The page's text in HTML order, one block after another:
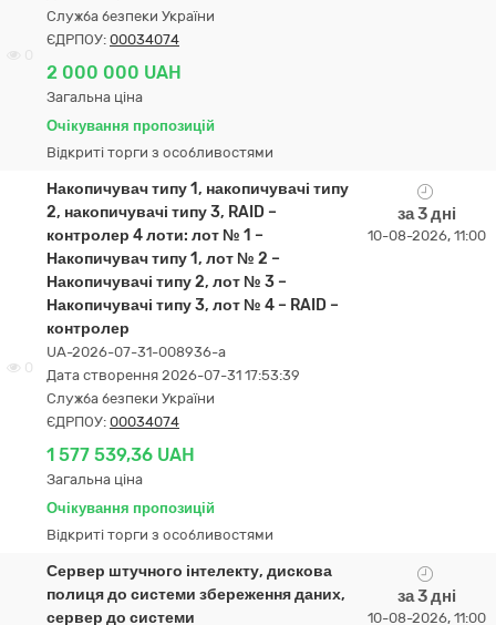
Служба безпеки України
ЄДРПОУ: 00034074
2 000 000 UAH
Загальна ціна
Очікування пропозицій
Відкриті торги з особливостями
0
Накопичувач типу 1, накопичувачі типу
2, накопичувачі типу 3, RAID –
контролер 4 лоти: лот № 1 –
Накопичувач типу 1, лот № 2 –
Накопичувачі типу 2, лот № 3 –
Накопичувачі типу 3, лот № 4 – RAID –
контролер
UA-2026-07-31-008936-a
Дата створення 2026-07-31 17:53:39
Служба безпеки України
ЄДРПОУ: 00034074
1 577 539,36 UAH
Загальна ціна
Очікування пропозицій
Відкриті торги з особливостями
за 3 дні
10-08-2026, 11:00
Сервер штучного інтелекту, дискова
полиця до системи збереження даних,
сервер до системи
за 3 дні
10-08-2026, 11:00